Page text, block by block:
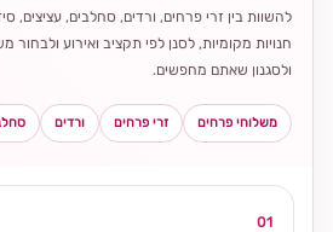
להשוות בין זרי פרחים, ורדים, סחלבים, עציצים,
חנויות מקומיות, לסנן לפי תקציב ואירוע
ולסגנון שאתם מחפשים.
משלוחי פרחים זרי פרחים ורדים
01